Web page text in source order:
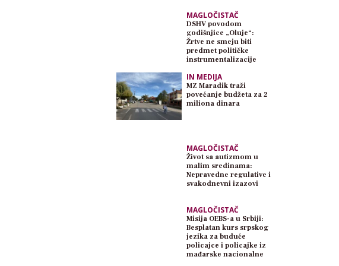
MAGLOČISTAČ
DSHV povodom
godišnjice „Oluje“:
Žrtve ne smeju biti
predmet političke
instrumentalizacije
IN MEDIJA
MZ Maradik traži
povećanje budžeta za 2
miliona dinara
MAGLOČISTAČ
Život sa autizmom u
malim sredinama:
Nepravedne regulative i
svakodnevni izazovi
MAGLOČISTAČ
Misija OEBS-a u Srbiji:
Besplatan kurs srpskog
jezika za buduće
policajce i policajke iz
mađarske nacionalne